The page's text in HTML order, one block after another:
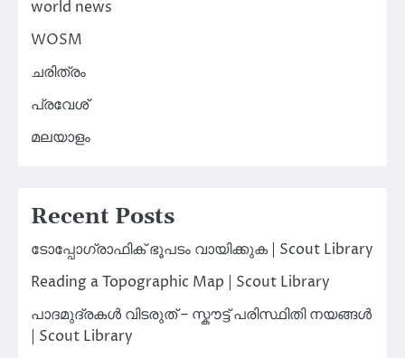
world news
WOSM
ചരിത്രം
പ്രവേശ്
മലയാളം
Recent Posts
ടോപ്പോഗ്രാഫിക് ഭൂപടം വായിക്കുക | Scout Library
Reading a Topographic Map | Scout Library
പാദമുദ്രകൾ വിടരുത് – സ്കൗട്ട് പരിസ്ഥിതി നയങ്ങൾ
| Scout Library